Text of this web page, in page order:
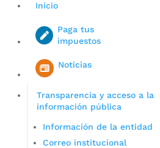
Iniciar sesión en gov co
Inicio
Paga tus
impuestos
Noticias
Transparencia y acceso a la
información pública
Información de la entidad
Correo institucional